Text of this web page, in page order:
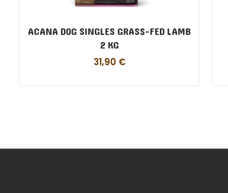
ACANA DOG SINGLES GRASS-FED LAMB
2 KG
31,90 €